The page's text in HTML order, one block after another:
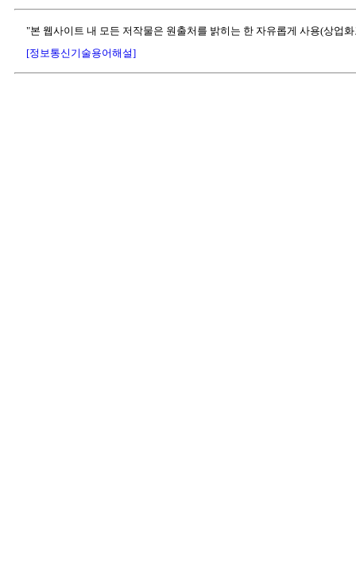
"본 웹사이트 내 모든 저작물은 원출처를 밝히는 한 자유롭게 사용(상업
[정보통신기술용어해설]